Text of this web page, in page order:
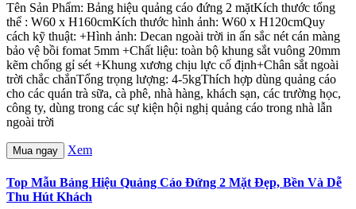
Tên Sản Phẩm: Bảng hiệu quảng cáo đứng 2 mặtKích thước tổng
thể : W60 x H160cmKích thước hình ảnh: W60 x H120cmQuy
cách kỹ thuật: +Hình ảnh: Decan ngoài trời in ấn sắc nét cán màng
bảo vệ bồi fomat 5mm +Chất liệu: toàn bộ khung sắt vuông 20mm
kẽm chống gỉ sét +Khung xương chịu lực cố định+Chân sắt ngoài
trời chắc chắnTổng trọng lượng: 4-5kgThích hợp dùng quảng cáo
cho các quán trà sữa, cà phê, nhà hàng, khách sạn, các trường học,
công ty, dùng trong các sự kiện hội nghị quảng cáo trong nhà lẫn
ngoài trời
Mua ngay Xem
Top Mẫu Bảng Hiệu Quảng Cáo Đứng 2 Mặt Đẹp, Bền Và Dễ
Thu Hút Khách